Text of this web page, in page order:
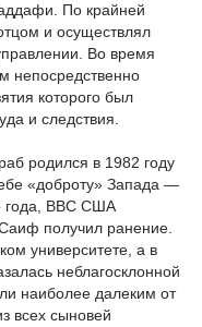
По крайней
и осуществлял
Во время
непосредственно
которого был
и следствия.
родился в 1982 году
«доброту» Запада —
года, ВВС США
получил ранение.
университете, а в
неблагосклонной
наиболее далеким от
всех сыновей